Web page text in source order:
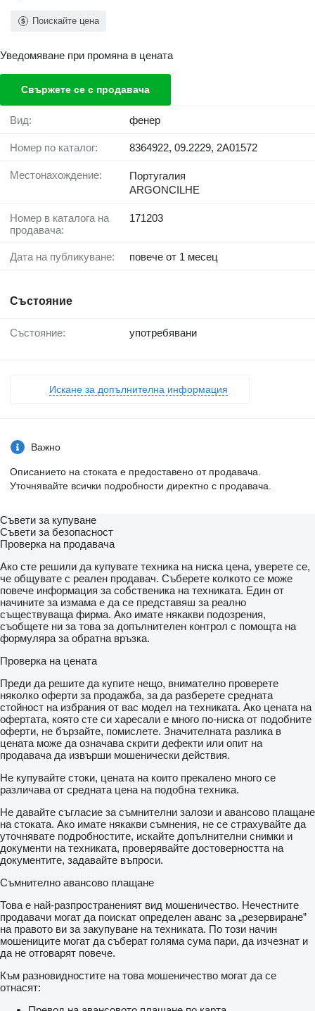
Поискайте цена
Уведомяване при промяна в цената
Свържете се с продавача
Вид: фенер
Номер по каталог: 8364922, 09.2229, 2A01572
Местонахождение:
Португалия
ARGONCILHE
Номер в каталога на
продавача:
171203
Дата на публикуване: повече от 1 месец
Състояние
Състояние: употребявани
Искане за допълнителна информация
Важно
Описанието на стоката е предоставено от продавача.
Уточнявайте всички подробности директно с продавача.
Съвети за купуване
Съвети за безопасност
Проверка на продавача
Ако сте решили да купувате техника на ниска цена, уверете се,
че общувате с реален продавач. Съберете колкото се може
повече информация за собственика на техниката. Един от
начините за измама е да се представяш за реално
съществуваща фирма. Ако имате някакви подозрения,
съобщете ни за това за допълнителен контрол с помощта на
формуляра за обратна връзка.
Проверка на цената
Преди да решите да купите нещо, внимателно проверете
няколко оферти за продажба, за да разберете средната
стойност на избрания от вас модел на техниката. Ако цената на
офертата, която сте си харесали е много по-ниска от подобните
оферти, не бързайте, помислете. Значителната разлика в
цената може да означава скрити дефекти или опит на
продавача да извърши мошенически действия.
Не купувайте стоки, цената на които прекалено много се
различава от средната цена на подобна техника.
Не давайте съгласие за съмнителни залози и авансово плащане
на стоката. Ако имате някакви съмнения, не се страхувайте да
уточнявате подробностите, искайте допълнителни снимки и
документи на техниката, проверявайте достоверността на
документите, задавайте въпроси.
Съмнително авансово плащане
Това е най-разпространеният вид мошеничество. Нечестните
продавачи могат да поискат определен аванс за „резервиране”
на правото ви за закупуване на техниката. По този начин
мошениците могат да съберат голяма сума пари, да изчезнат и
да не отговарят повече.
Към разновидностите на това мошеничество могат да се
отнасят: